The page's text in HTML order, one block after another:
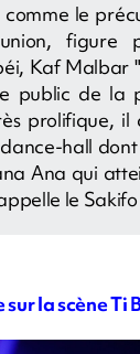
comme le
figure
Kaf Malbar
public de la
prolifique,
hall
Ana qui
le Sakifo
sur la scène Ti